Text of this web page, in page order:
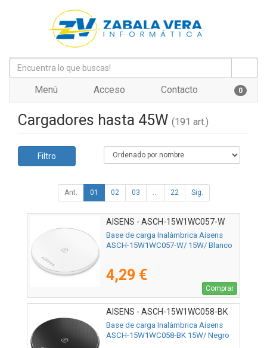
Menú Acceso Contacto 0
Cargadores hasta 45W (191 art.)
Filtro
Ant. 01 02 03 ... 22 Sig.
AISENS - ASCH-15W1WC057-W
Base de carga Inalámbrica Aisens
ASCH-15W1WC057-W/ 15W/ Blanco
4,29 €
Comprar
AISENS - ASCH-15W1WC058-BK
Base de carga Inalámbrica Aisens
ASCH-15W1WC058-BK 15W/ Negro